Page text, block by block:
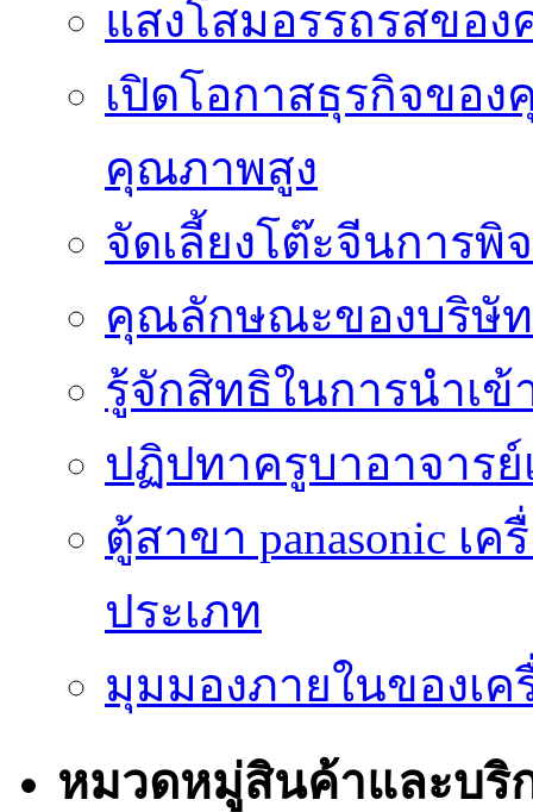
แสงโสมอรรถรสขอ
เปิดโอกาสธุรกิจขอ
คุณภาพสูง
จัดเลี้ยงโต๊ะจีนการ
คุณลักษณะของบริษัท
รู้จักสิทธิในการนำเ
ปฏิปทาครูบาอาจาร
ตู้สาขา panasonic เ
ประเภท
มุมมองภายในของเค
หมวดหมู่สินค้าและบริ